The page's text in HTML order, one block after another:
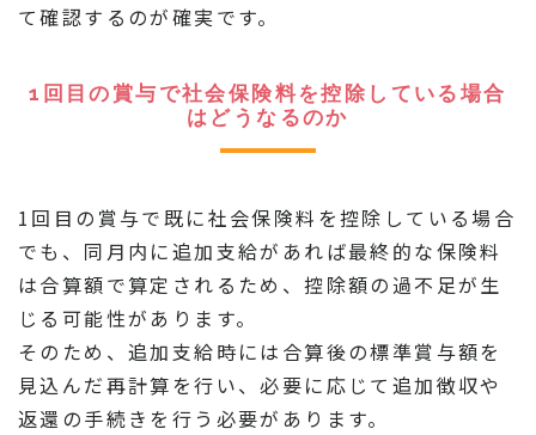
て確認するのが確実です。
1回目の賞与で社会保険料を控除している場合
はどうなるのか
1回目の賞与で既に社会保険料を控除している場合
でも、同月内に追加支給があれば最終的な保険料
は合算額で算定されるため、控除額の過不足が生
じる可能性があります。
そのため、追加支給時には合算後の標準賞与額を
見込んだ再計算を行い、必要に応じて追加徴収や
返還の手続きを行う必要があります。